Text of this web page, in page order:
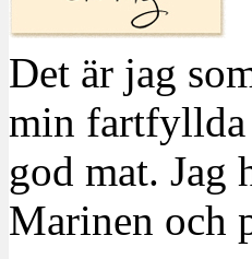
Det är jag
min fartfyllda
god mat. Jag
Marinen och